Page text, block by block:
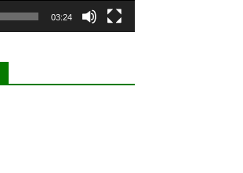
03:24